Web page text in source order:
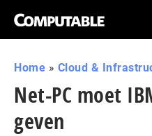
Home » Cloud &
Net-PC moet
geven